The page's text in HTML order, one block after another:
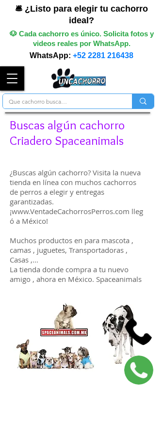
🛎️ ¿Listo para elegir tu cachorro
ideal?
🐶 Cada cachorro es único. Solicita fotos y
videos reales por WhatsApp.
WhatsApp: +52 2281 216438
Buscas algún cachorro
Criadero Spaceanimals
¿Buscas algún cachorro? Visita la nueva
tienda en línea con muchos cachorros
de perros a elegir y entregas
garantizadas.
¡www.VentadeCachorrosPerros.com lleg
ó a México!
Muchos productos en para mascota ,
camas , juguetes, Transportadoras ,
Casas ,...
La tienda donde compra a tu nuevo
amigo , ahora en México. Spaceanimals